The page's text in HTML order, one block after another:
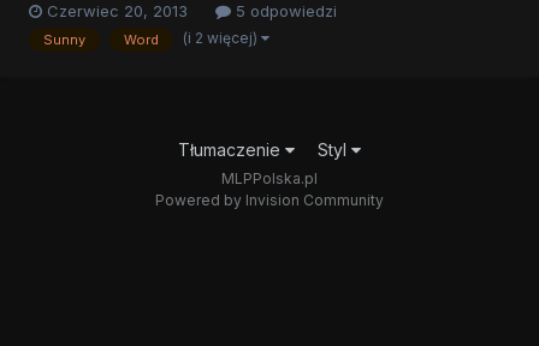
urodziła się w Cloudsdale. Mieszkała na jego skraju, w dosyć
pokaźnym domu z chmur. Uwielbiała spędzać czas z ojcem, kt...
Czerwiec 20, 2013 5 odpowiedzi
Sunny Word (i 2 więcej)
Tłumaczenie Styl
MLPPolska.pl
Powered by Invision Community